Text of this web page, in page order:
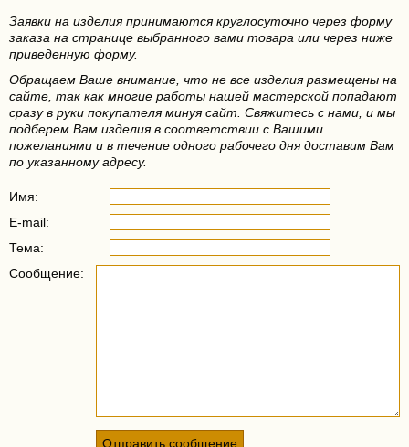
Заявки на изделия принимаются круглосуточно через форму
заказа на странице выбранного вами товара или через ниже
приведенную форму.
Обращаем Ваше внимание, что не все изделия размещены на
сайте, так как многие работы нашей мастерской попадают
сразу в руки покупателя минуя сайт. Свяжитесь с нами, и мы
подберем Вам изделия в соответствии с Вашими
пожеланиями и в течение одного рабочего дня доставим Вам
по указанному адресу.
Имя:
E-mail:
Тема:
Сообщение: